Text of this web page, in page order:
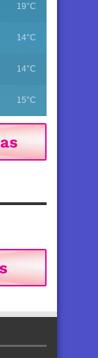
19°C
14°C
14°C
15°C